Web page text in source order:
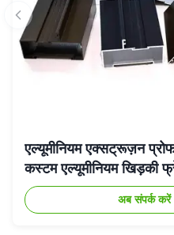
एल्यूमीनियम एक्सट्रूज़न
कस्टम एल्यूमीनियम खिड़की
अब संपर्क करें